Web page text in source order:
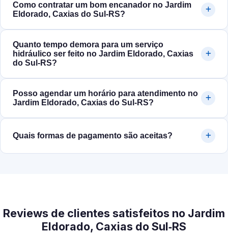
Como contratar um bom encanador no Jardim
Eldorado, Caxias do Sul‑RS?
Quanto tempo demora para um serviço
hidráulico ser feito no Jardim Eldorado, Caxias
do Sul‑RS?
Posso agendar um horário para atendimento no
Jardim Eldorado, Caxias do Sul‑RS?
Quais formas de pagamento são aceitas?
Reviews de clientes satisfeitos no Jardim
Eldorado, Caxias do Sul‑RS